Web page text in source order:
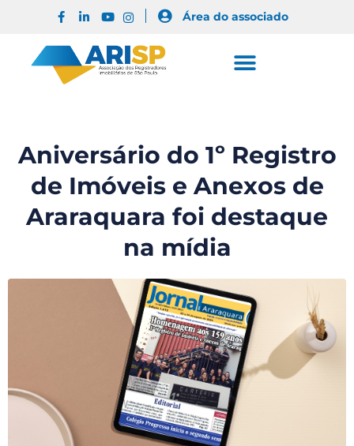
Área do associado
Aniversário do 1º Registro
de Imóveis e Anexos de
Araraquara foi destaque
na mídia